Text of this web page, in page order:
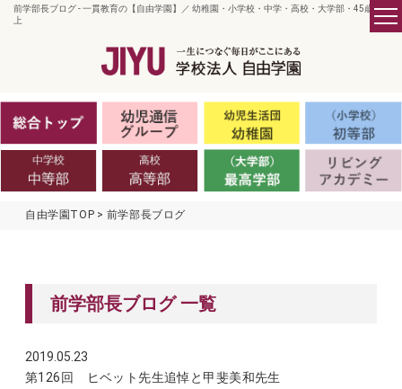
前学部長ブログ - 一貫教育の【自由学園】／ 幼稚園・小学校・中学・高校・大学部・45歳以
上
自由学園TOP 前学部長ブログ
前学部長ブログ 一覧
2019.05.23
第126回 ヒベット先生追悼と甲斐美和先生